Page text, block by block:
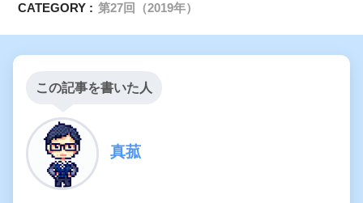
CATEGORY : 第27回（2019年）
この記事を書いた人
真菰